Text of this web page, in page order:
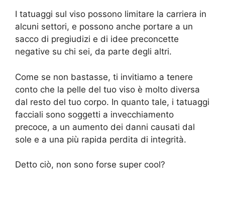
I tatuaggi sul viso possono limitare la carriera in
alcuni settori, e possono anche portare a un
sacco di pregiudizi e di idee preconcette
negative su chi sei, da parte degli altri.
Come se non bastasse, ti invitiamo a tenere
conto che la pelle del tuo viso è molto diversa
dal resto del tuo corpo. In quanto tale, i tatuaggi
facciali sono soggetti a invecchiamento
precoce, a un aumento dei danni causati dal
sole e a una più rapida perdita di integrità.
Detto ciò, non sono forse super cool?